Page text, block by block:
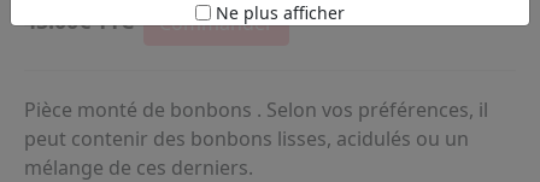
Ne plus afficher
45.00€ TTC Commander
Pièce monté de bonbons . Selon vos préférences, il
peut contenir des bonbons lisses, acidulés ou un
mélange de ces derniers.